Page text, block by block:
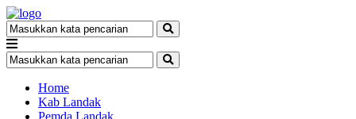
Home
Kab Landak
Pemda Landak